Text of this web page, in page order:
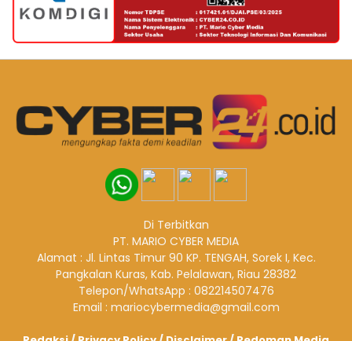
Di Terbitkan
PT. MARIO CYBER MEDIA
Alamat : Jl. Lintas Timur 90 KP. TENGAH, Sorek I, Kec.
Pangkalan Kuras, Kab. Pelalawan, Riau 28382
Telepon/WhatsApp : 082214507476
Email : mariocybermedia@gmail.com